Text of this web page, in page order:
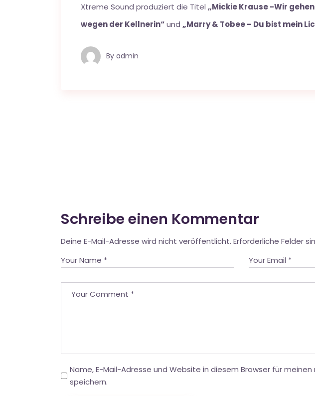
Xtreme Sound produziert die Titel „Mickie Krause -Wir
wegen der Kellnerin“und „Marry & Tobee – Du bist mein
By admin
Schreibe einen Kommentar
Deine E-Mail-Adresse wird nicht veröffentlicht. Erforderliche Felder
Name, E-Mail-Adresse und Website in diesem Browser für
speichern.